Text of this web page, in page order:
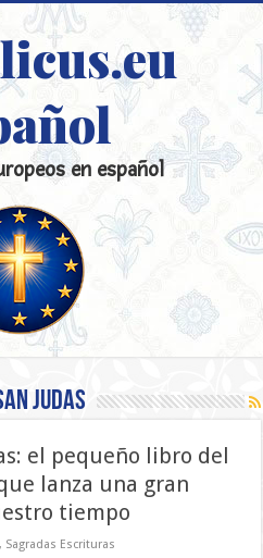
en español
Judas
el pequeño libro del
lanza una gran
tiempo
, Sagradas Escrituras